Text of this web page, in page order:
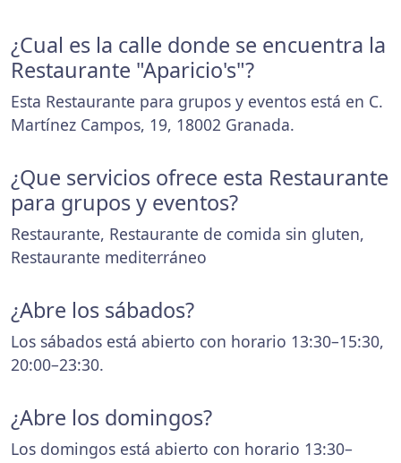
¿Cual es la calle donde se encuentra la
Restaurante "Aparicio's"?
Esta Restaurante para grupos y eventos está en C.
Martínez Campos, 19, 18002 Granada.
¿Que servicios ofrece esta Restaurante
para grupos y eventos?
Restaurante, Restaurante de comida sin gluten,
Restaurante mediterráneo
¿Abre los sábados?
Los sábados está abierto con horario 13:30–15:30,
20:00–23:30.
¿Abre los domingos?
Los domingos está abierto con horario 13:30–